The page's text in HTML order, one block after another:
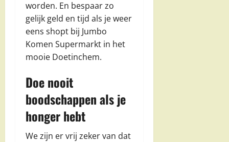
worden. En bespaar zo
gelijk geld en tijd als je weer
eens shopt bij Jumbo
Komen Supermarkt in het
mooie Doetinchem.
Doe nooit
boodschappen als je
honger hebt
We zijn er vrij zeker van dat